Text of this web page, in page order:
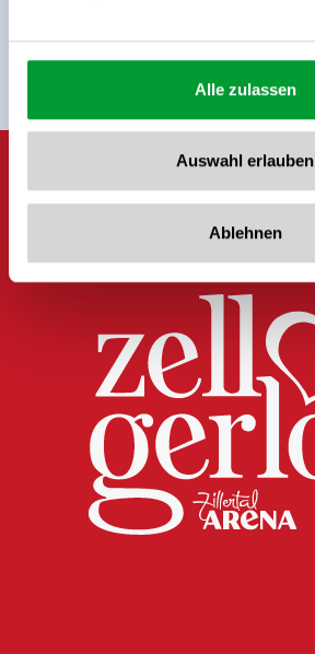
Alle zulassen
Auswahl erlauben
Ablehnen
Anmelden